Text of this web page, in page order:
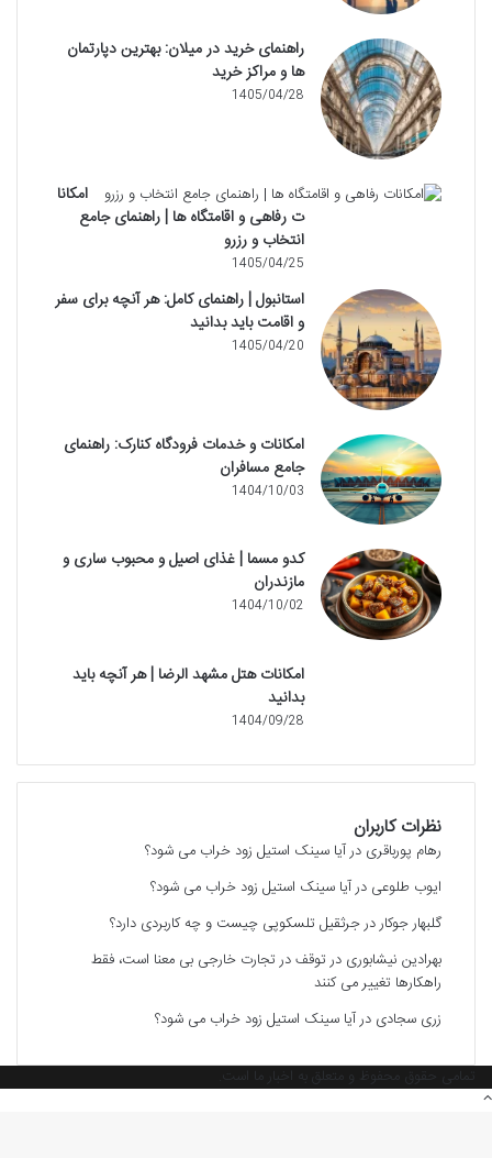
راهنمای خرید در میلان: بهترین دپارتمان
ها و مراکز خرید
1405/04/28
امکانا
ت رفاهی و اقامتگاه ها | راهنمای جامع
انتخاب و رزرو
1405/04/25
استانبول | راهنمای کامل: هر آنچه برای سفر
و اقامت باید بدانید
1405/04/20
امکانات و خدمات فرودگاه کنارک: راهنمای
جامع مسافران
1404/10/03
کدو مسما | غذای اصیل و محبوب ساری و
مازندران
1404/10/02
امکانات هتل مشهد الرضا | هر آنچه باید
بدانید
1404/09/28
نظرات کاربران
رهام پورباقری درآیا سینک استیل زود خراب می شود؟
ایوب طلوعی درآیا سینک استیل زود خراب می شود؟
گلبهار جوکاردرجرثقیل تلسکوپی چیست و چه کاربردی دارد؟
بهرادین نیشابوری درتوقف در تجارت خارجی بی معنا است، فقط
راهکارها تغییر می کنند
زری سجادی درآیا سینک استیل زود خراب می شود؟
تمامی حقوق محفوظ و متعلق به اخبار ما است.